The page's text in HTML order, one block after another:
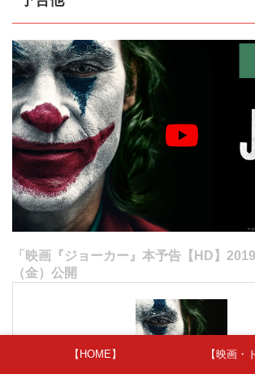
「映画『ジョーカー』本予告【HD】
（金）公開
【HOME】 【映画・